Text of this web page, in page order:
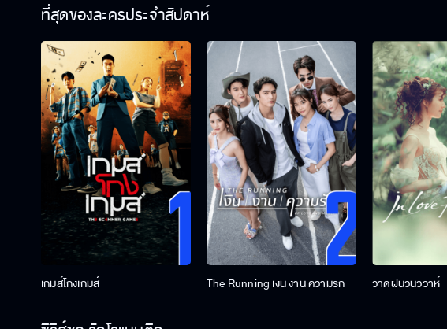
ที่สุดของละครประจำสัปดาห์
เกมส์โกงเกมส์ The Running เงิน งาน ความรัก วาดฝันวันวิวาห์